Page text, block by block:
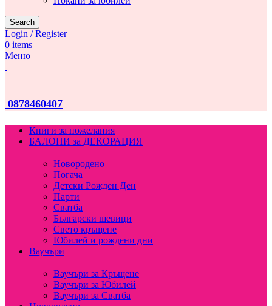
Search
Login / Register
0 items
Меню
0878460407
Книги за пожелания
БАЛОНИ за ДЕКОРАЦИЯ
Новородено
Погача
Детски Рожден Ден
Парти
Сватба
Български шевици
Свето кръщене
Юбилей и рождени дни
Ваучъри
Ваучъри за Кръщене
Ваучъри за Юбилей
Ваучъри за Сватба